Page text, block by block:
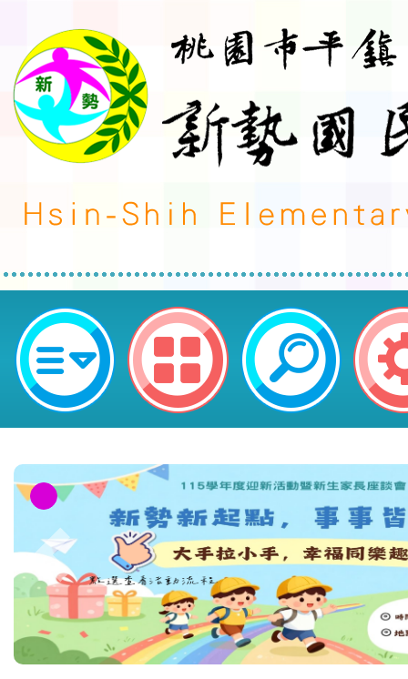
111年軟體大量授權-桃園市平鎮區
教育部校安中心白海豚